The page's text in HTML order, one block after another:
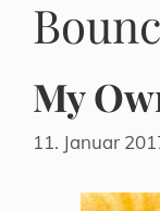
My
11. Januar